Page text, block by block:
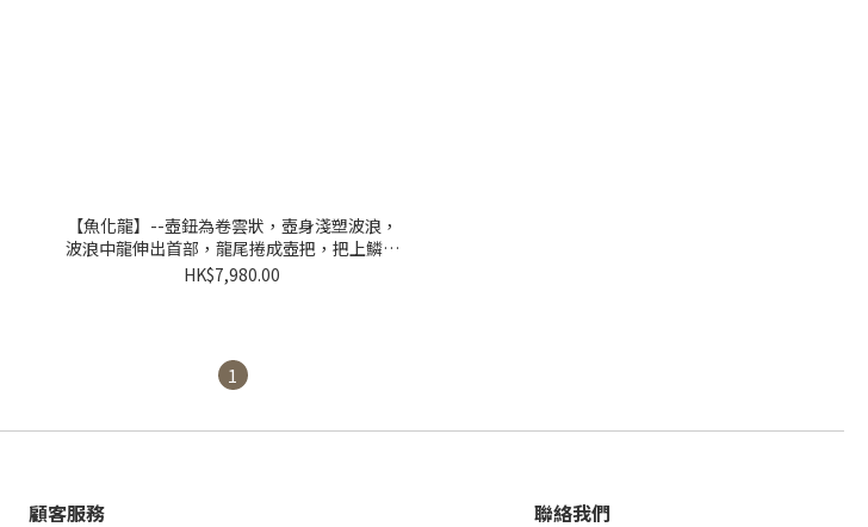
【魚化龍】--壺鈕為卷雲狀，壺身淺塑波浪，
波浪中龍伸出首部，龍尾捲成壺把，把上鱗片
刻劃清晰
HK$7,980.00
1
顧客服務 聯絡我們